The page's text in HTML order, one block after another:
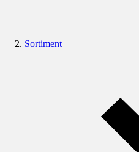
Sortiment